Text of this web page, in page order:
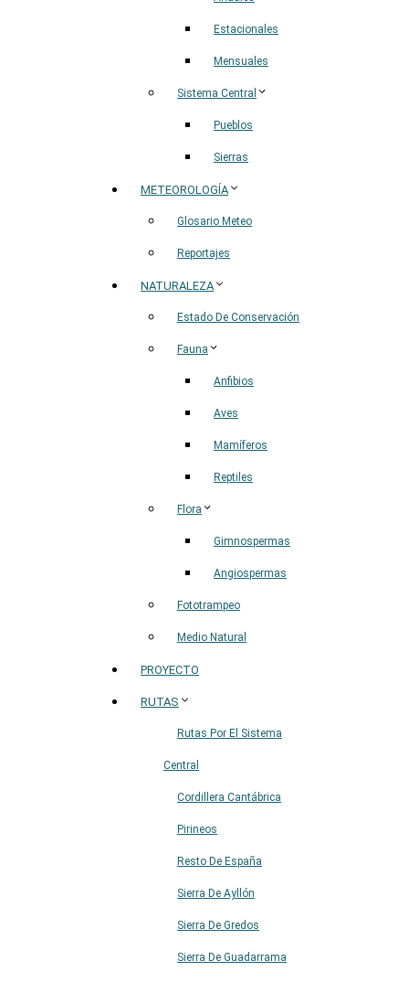
Estacionales
Mensuales
Sistema Central
Pueblos
Sierras
METEOROLOGÍA
Glosario Meteo
Reportajes
NATURALEZA
Estado De Conservación
Fauna
Anfibios
Aves
Mamíferos
Reptiles
Flora
Gimnospermas
Angiospermas
Fototrampeo
Medio Natural
PROYECTO
RUTAS
Rutas Por El Sistema
Central
Cordillera Cantábrica
Pirineos
Resto De España
Sierra De Ayllón
Sierra De Gredos
Sierra De Guadarrama